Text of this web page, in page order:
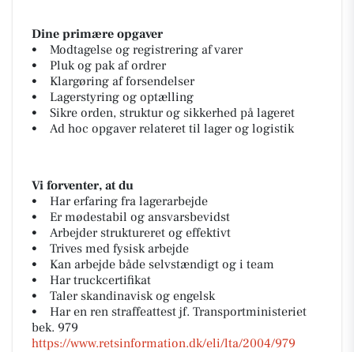
Dine primære opgaver
• Modtagelse og registrering af varer
• Pluk og pak af ordrer
• Klargøring af forsendelser
• Lagerstyring og optælling
• Sikre orden, struktur og sikkerhed på lageret
• Ad hoc opgaver relateret til lager og logistik
Vi forventer, at du
• Har erfaring fra lagerarbejde
• Er mødestabil og ansvarsbevidst
• Arbejder struktureret og effektivt
• Trives med fysisk arbejde
• Kan arbejde både selvstændigt og i team
• Har truckcertifikat
• Taler skandinavisk og engelsk
• Har en ren straffeattest jf. Transportministeriet
bek. 979
https://www.retsinformation.dk/eli/lta/2004/979